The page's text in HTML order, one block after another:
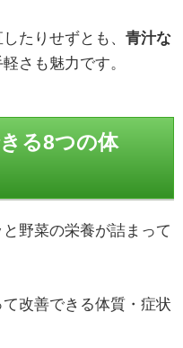
たりせずとも、 青汁な
さも魅力です。
る8つの体
野菜の栄養が詰まって
改善できる体質・症状